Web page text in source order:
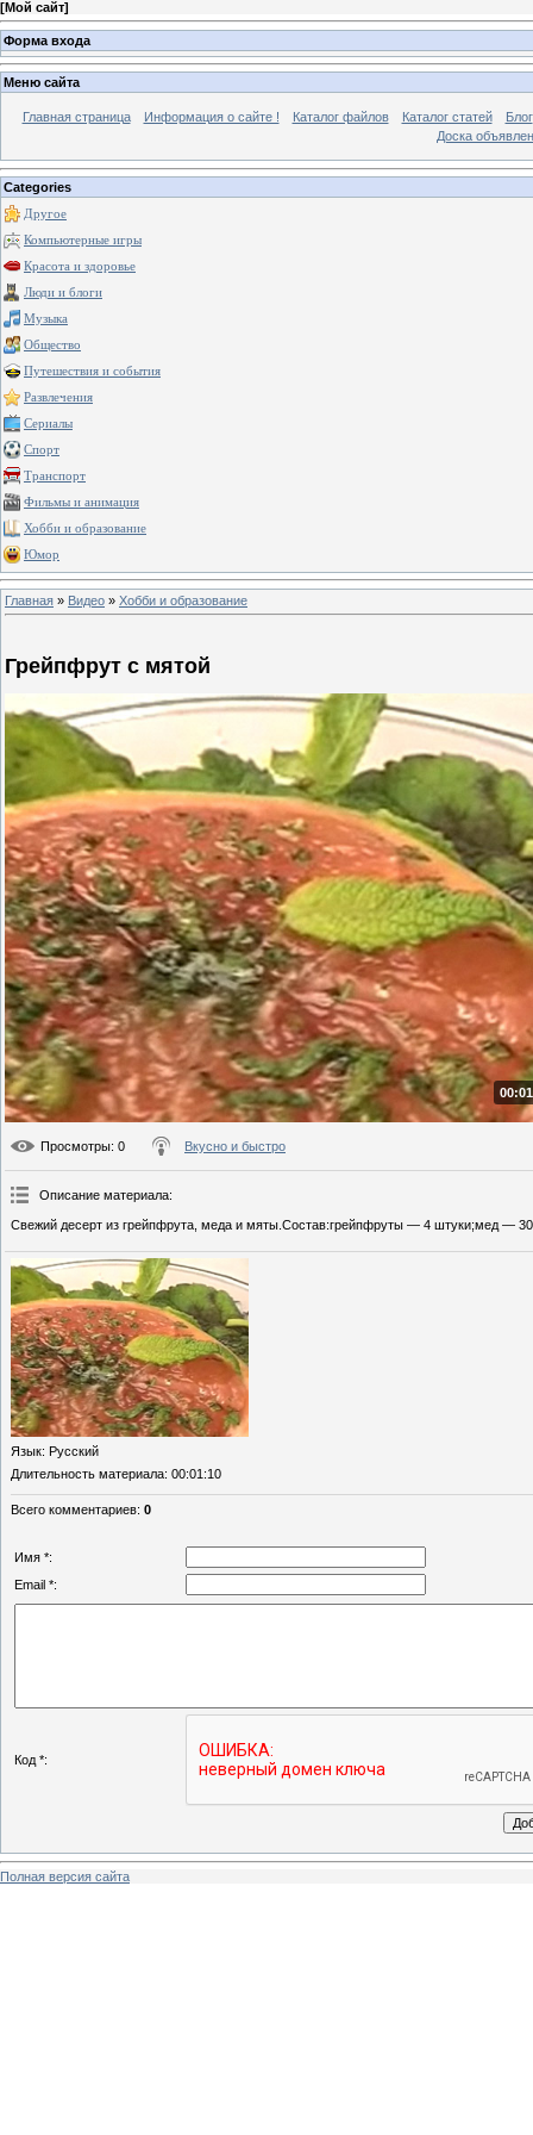
[Мой сайт]
Форма входа
Меню сайта
Главная страница Информация о сайте ! Каталог файлов Каталог статей
Блог
Доска
Categories
Другое
Компьютерные игры
Красота и здоровье
Люди и блоги
Музыка
Общество
Путешествия и события
Развлечения
Сериалы
Спорт
Транспорт
Фильмы и анимация
Хобби и образование
Юмор
Главная » Видео » Хобби и образование
Грейпфрут с мятой
Просмотры: 0 Вкусно и быстро
Описание материала:
Свежий десерт из грейпфрута, меда и мяты.Состав:грейпфруты — 4 штуки;мед —
Язык: Русский
Длительность материала: 00:01:10
Всего комментариев: 0
Имя *:
Email *:
Код *:
Полная версия сайта